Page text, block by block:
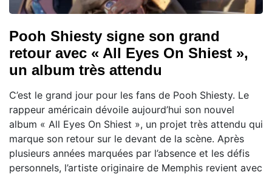
Pooh Shiesty signe son grand
retour avec « All Eyes On Shiest »,
un album très attendu
C’est le grand jour pour les fans de Pooh Shiesty. Le
rappeur américain dévoile aujourd’hui son nouvel
album « All Eyes On Shiest », un projet très attendu qui
marque son retour sur le devant de la scène. Après
plusieurs années marquées par l’absence et les défis
personnels, l’artiste originaire de Memphis revient avec